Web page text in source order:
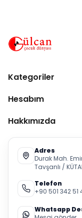
Kategoriler
Hesabım
Hakkımızda
Adres
Durak Mah.
Tavşanlı /
Telefon
+90 501 342 51
Whatsapp